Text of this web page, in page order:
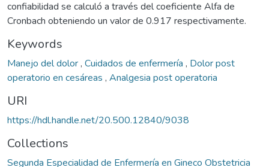
confiabilidad se calculó a través del coeficiente Alfa de
Cronbach obteniendo un valor de 0.917 respectivamente.
Keywords
Manejo del dolor, Cuidados de enfermería , Dolor post
operatorio en cesáreas , Analgesia post operatoria
URI
https://hdl.handle.net/20.500.12840/9038
Collections
Segunda Especialidad de Enfermería en Gineco Obstetricia